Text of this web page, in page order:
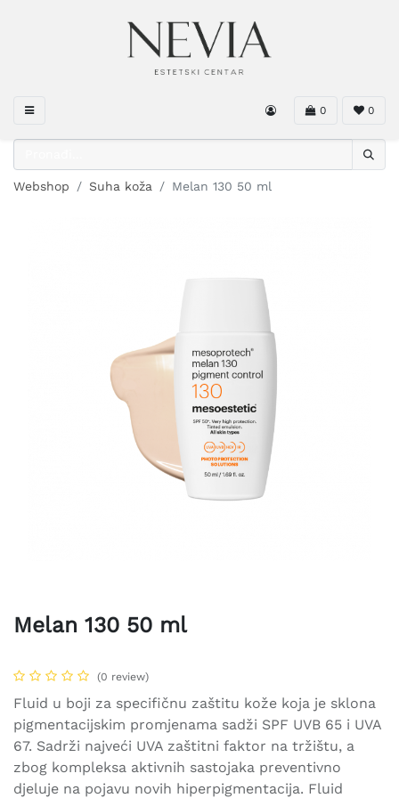
0 0
Webshop Suha koža Melan 130 50 ml
Melan 130 50 ml
(0 review)
Fluid u boji za specifičnu zaštitu kože koja je sklona
pigmentacijskim promjenama sadži SPF UVB 65 i UVA
67. Sadrži najveći UVA zaštitni faktor na tržištu, a
zbog kompleksa aktivnih sastojaka preventivno
djeluje na pojavu novih hiperpigmentacija. Fluid